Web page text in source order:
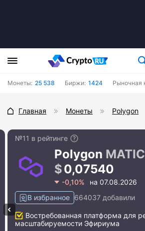
Монеты: 25 538 Биржи: 1424 Рыночная
Главная Монеты Polygon
№11 в рейтинге
Polygon MATIC
0,07540
-0,10%
на 07.08.2026
В избранное 664037 добавили
Востребованная платформа для
масштабируемости Эфириума